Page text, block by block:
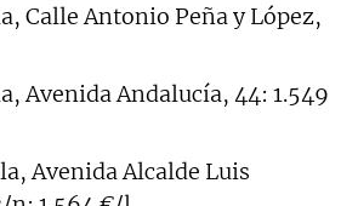
Calle Antonio Peña y López,
Avenida Andalucía, 44: 1.549
Avenida Alcalde Luis